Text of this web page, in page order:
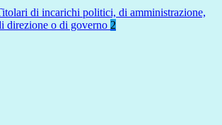
di incarichi politici, di amministrazione,
direzione o di governo 2